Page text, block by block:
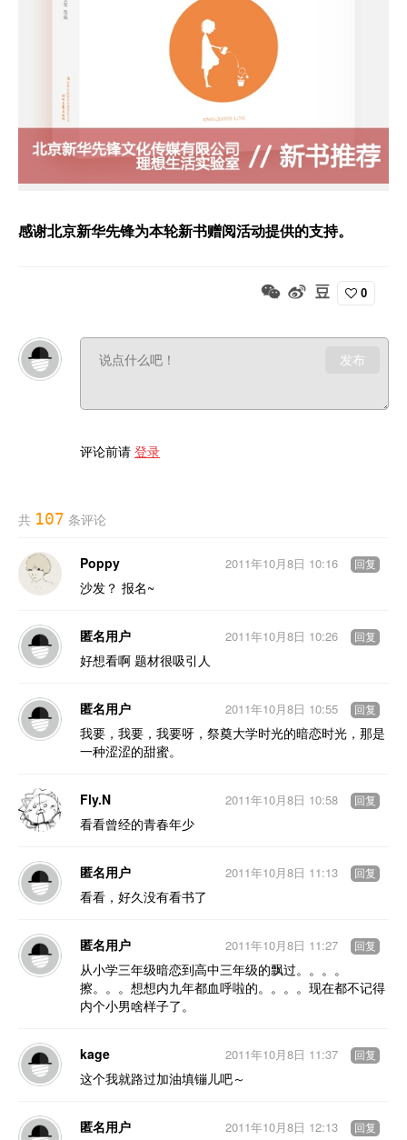
感谢北京新华先锋为本轮新书赠阅活动提供的支持。
0
发布
评论前请 登录
共 107 条评论
Poppy
沙发？ 报名~
2011年10月8日 10:16 回复
匿名用户
好想看啊 题材很吸引人
2011年10月8日 10:26 回复
匿名用户
我要，我要，我要呀，祭奠大学时光的暗恋时光，那是
一种涩涩的甜蜜。
2011年10月8日 10:55 回复
Fly.N
看看曾经的青春年少
2011年10月8日 10:58 回复
匿名用户
看看，好久没有看书了
2011年10月8日 11:13 回复
匿名用户
从小学三年级暗恋到高中三年级的飘过。。。。
擦。。。想想内九年都血呼啦的。。。。现在都不记得
内个小男啥样子了。
2011年10月8日 11:27 回复
kage
这个我就路过加油填镚儿吧～
2011年10月8日 11:37 回复
匿名用户
2011年10月8日 12:13 回复